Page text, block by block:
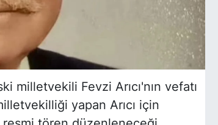
milletvekili Fevzi Arıcı'nın vefatı
yapan Arıcı için